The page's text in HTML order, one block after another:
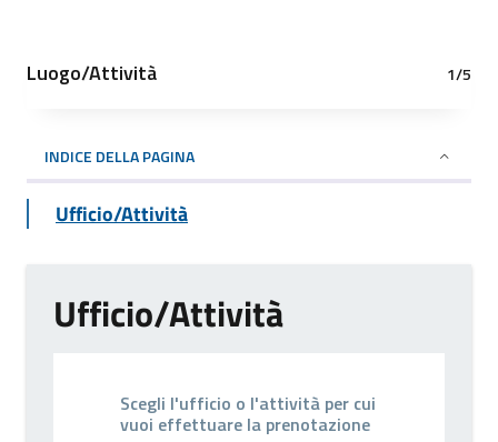
Luogo/Attività 1/5
INDICE DELLA PAGINA
Ufficio/Attività
Ufficio/Attività
Scegli l'ufficio o l'attività per cui
vuoi effettuare la prenotazione